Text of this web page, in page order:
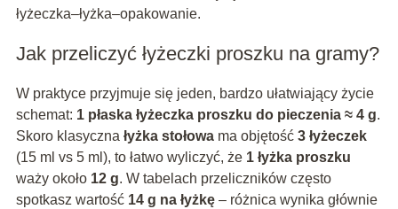
łyżeczka–łyżka–opakowanie.
Jak przeliczyć łyżeczki proszku na gramy?
W praktyce przyjmuje się jeden, bardzo ułatwiający życie
schemat: 1 płaska łyżeczka proszku do pieczenia ≈ 4 g.
Skoro klasyczna łyżka stołowama objętość 3 łyżeczek
(15 ml vs 5 ml), to łatwo wyliczyć, że 1 łyżka proszku
waży około 12 g. W tabelach przeliczników często
spotkasz wartość 14 g na łyżkę– różnica wynika głównie